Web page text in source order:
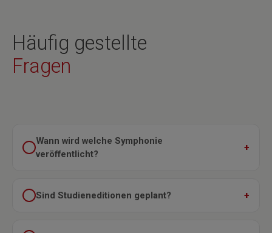
Häufig gestellte
Fragen
Wann wird welche Symphonie
veröffentlicht?
Sind Studieneditionen geplant?